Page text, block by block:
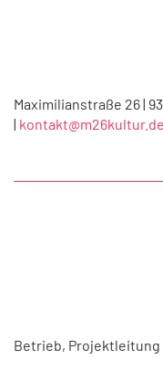
Maximilianstraße 26 |
|
Betrieb,